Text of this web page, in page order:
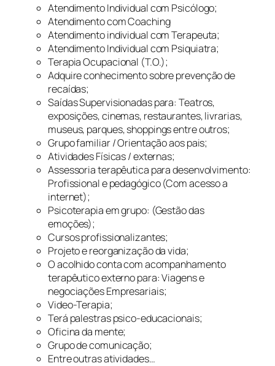
Atendimento Individual com Psicólogo;
Atendimento com Coaching
Atendimento individual com Terapeuta;
Atendimento Individual com Psiquiatra;
Terapia Ocupacional (T.O.);
Adquire conhecimento sobre prevenção de
recaídas;
Saídas Supervisionadas para: Teatros,
exposições, cinemas, restaurantes, livrarias,
museus, parques, shoppings entre outros;
Grupo familiar / Orientação aos pais;
Atividades Físicas / externas;
Assessoria terapêutica para desenvolvimento:
Profissional e pedagógico (Com acesso a
internet);
Psicoterapia em grupo: (Gestão das
emoções);
Cursos profissionalizantes;
Projeto e reorganização da vida;
O acolhido conta com acompanhamento
terapêutico externo para: Viagens e
negociações Empresariais;
Video-Terapia;
Terá palestras psico-educacionais;
Oficina da mente;
Grupo de comunicação;
Entre outras atividades…